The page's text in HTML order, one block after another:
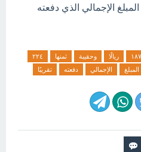
الإجمالي الذي دفعته
١٨٧ ريالًا وحقيبة ثمنها
٢٢٤
المبلغ الإجمالي دفعته تقريبًا